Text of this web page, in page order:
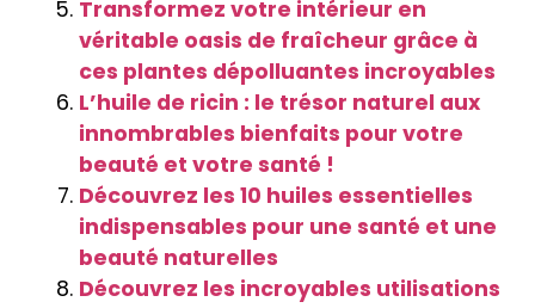
Transformez votre intérieur en
véritable oasis de fraîcheur grâce à
ces plantes dépolluantes incroyables
L’huile de ricin : le trésor naturel aux
innombrables bienfaits pour votre
beauté et votre santé !
Découvrez les 10 huiles essentielles
indispensables pour une santé et une
beauté naturelles
Découvrez les incroyables utilisations